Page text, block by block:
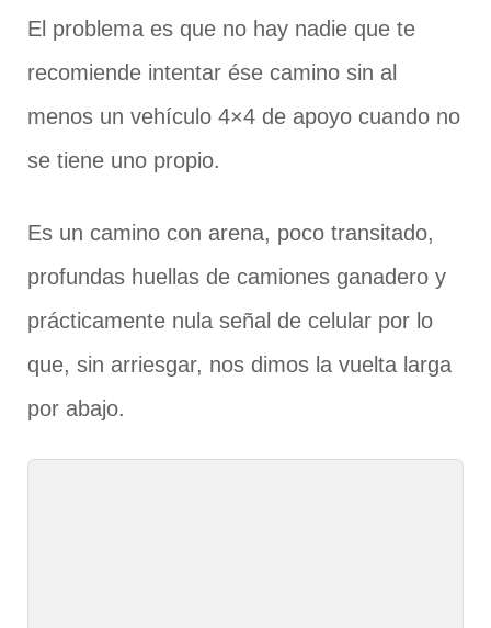
El problema es que no hay nadie que te
recomiende intentar ése camino sin al
menos un vehículo 4×4 de apoyo cuando no
se tiene uno propio.
Es un camino con arena, poco transitado,
profundas huellas de camiones ganadero y
prácticamente nula señal de celular por lo
que, sin arriesgar, nos dimos la vuelta larga
por abajo.